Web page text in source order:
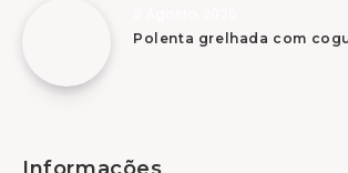
Polenta grelhada com